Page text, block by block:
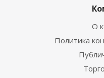
О
Политика